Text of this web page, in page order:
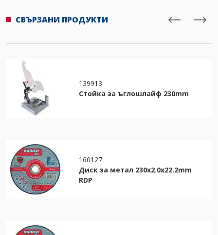
СВЪРЗАНИ ПРОДУКТИ
139913
Стойка за ъглошлайф 230mm
160127
Диск за метал 230х2.0х22.2mm
RDP